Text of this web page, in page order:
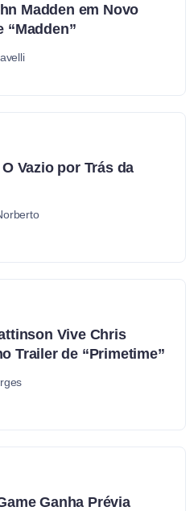
Madden em Novo
“Madden”
Vazio por Trás da
Vive Chris
Trailer de “Primetime”
Ganha Prévia